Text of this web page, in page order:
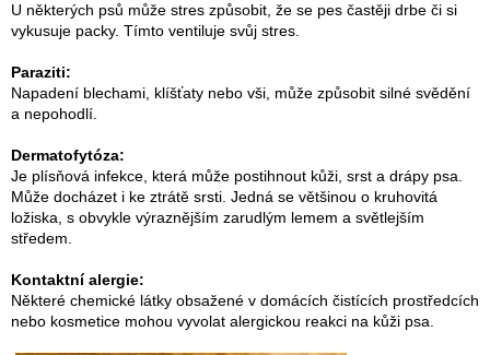
U některých psů může stres způsobit, že se pes častěji drbe či si
vykusuje packy. Tímto ventiluje svůj stres.
Paraziti:
Napadení blechami, klíšťaty nebo vši, může způsobit silné svědění
a nepohodlí.
Dermatofytóza:
Je plísňová infekce, která může postihnout kůži, srst a drápy psa.
Může docházet i ke ztrátě srsti. Jedná se většinou o kruhovitá
ložiska, s obvykle výraznějším zarudlým lemem a světlejším
středem.
Kontaktní alergie:
Některé chemické látky obsažené v domácích čistících prostředcích
nebo kosmetice mohou vyvolat alergickou reakci na kůži psa.